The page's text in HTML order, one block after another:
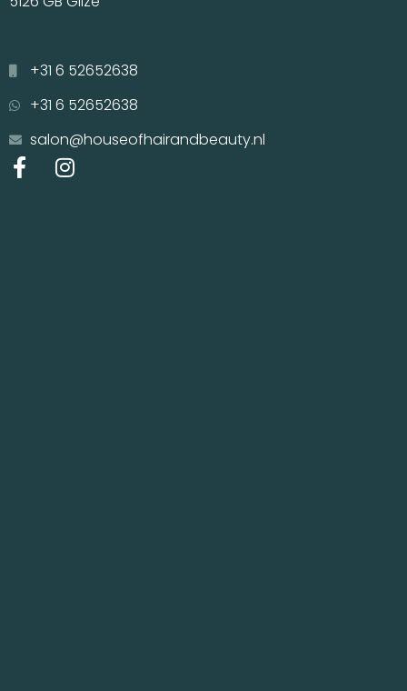
+31 6 52652638
+31 6 52652638
salon@houseofhairandbeauty.nl